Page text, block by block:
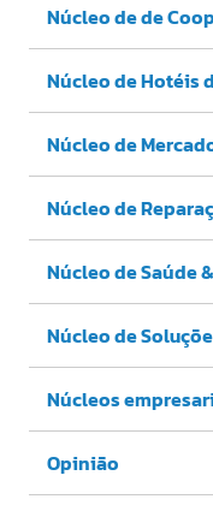
Núcleo de de
Núcleo de Hotéis
Núcleo de
Núcleo de
Núcleo de Saúde
Núcleo de
Núcleos
Opinião